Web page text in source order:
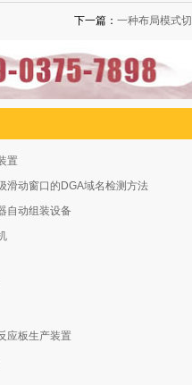
下一篇： 一种布局模式
置
滑动窗口的DGA域名检测方法
自动组装设备
应板生产装置